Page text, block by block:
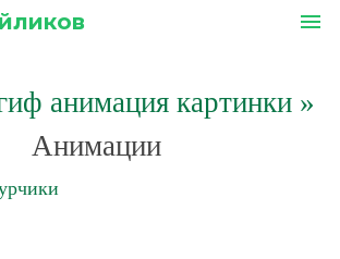
menu
анимация картинки»
Анимации